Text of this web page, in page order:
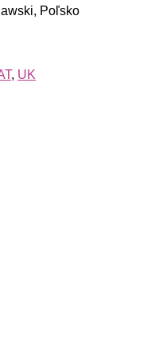
Poľsko
, UK